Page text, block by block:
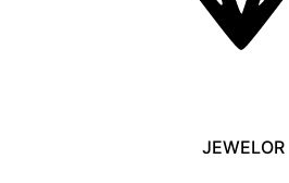
JEWELOR